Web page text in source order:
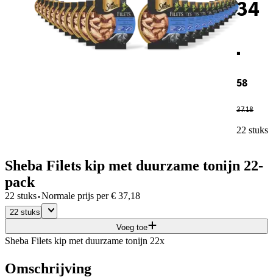
34
.
58
37.18
22 stuks
Sheba Filets kip met duurzame tonijn 22-
pack
22 stuks·Normale prijs per € 37,18
22 stuks
Voeg toe
Sheba Filets kip met duurzame tonijn 22x
Omschrijving